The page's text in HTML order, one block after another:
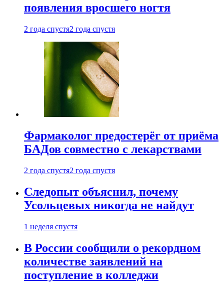
появления вросшего ногтя
2 года спустя2 года спустя
Фармаколог предостерёг от приёма
БАДов совместно с лекарствами
2 года спустя2 года спустя
Следопыт объяснил, почему
Усольцевых никогда не найдут
1 неделя спустя
В России сообщили о рекордном
количестве заявлений на
поступление в колледжи